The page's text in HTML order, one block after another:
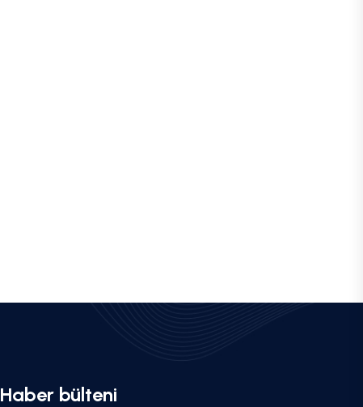
Haber bülteni